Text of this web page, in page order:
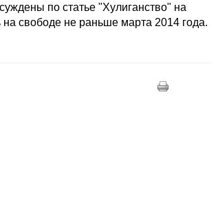
по статье "Хулиганство" на
свободе не раньше марта 2014 года.